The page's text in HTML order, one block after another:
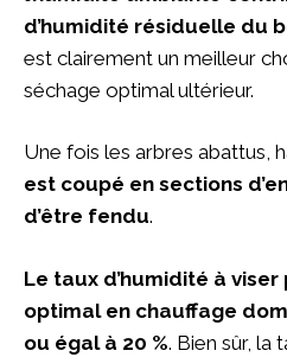
d’humidité résiduelle du
est clairement un meilleur
séchage optimal ultérieur.
Une fois les arbres abattus,
est coupé en sections
d’être fendu.
Le taux d’humidité à
optimal en chauffage
ou égal à 20 %. Bien sûr, la